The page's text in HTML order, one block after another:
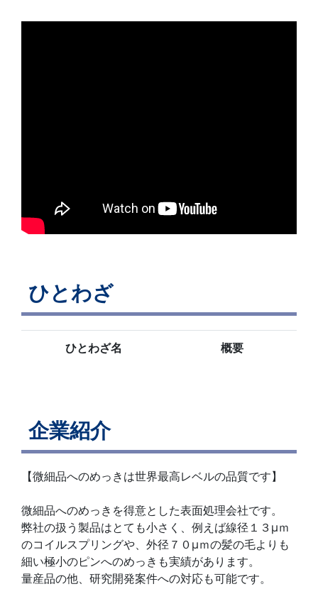
ひとわざ
ひとわざ名 概要
企業紹介
【微細品へのめっきは世界最高レベルの品質です】
微細品へのめっきを得意とした表面処理会社です。
弊社の扱う製品はとても小さく、例えば線径１３μｍ
のコイルスプリングや、外径７０μｍの髪の毛よりも
細い極小のピンへのめっきも実績があります。
量産品の他、研究開発案件への対応も可能です。